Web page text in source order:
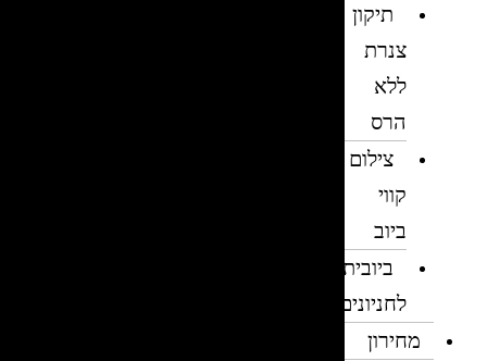
תיקון
צנרת
ללא
הרס
צילום
קווי
ביוב
ביובית
לחניונים
מחירון